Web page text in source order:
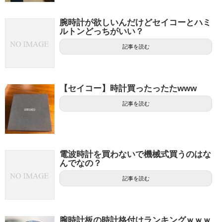
腕時計が欲しいんだけどセイコーとハミ
ルトンどっちがいい？
記事を読む
【セイコー】時計買ったったたwww
記事を読む
電波時計を買わないで機械式買うのはな
んでなの？
記事を読む
腕時計板の時計格付けランキングｗｗｗ